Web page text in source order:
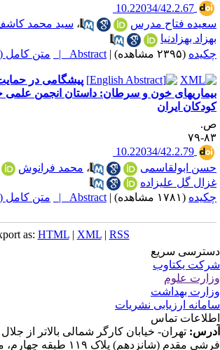
‎ 10.22034/42.2.67
فتاح مدرس
،سید محمد کاشف
بهزادنیا
(۲۳۹۵ مشاهده) |
Abstract | متن کامل (PDF)
پیشگامی در حمایت
خون و سرطان: داستان انجمن علمی
ایران
۷۹
‎ 10.22034/42.2.79
ابولقاسمی
،محمد فرانوش
گل علیزاده
(۱۷۸۱ مشاهده) |
Abstract | متن کامل (PDF)
as:HTML |XML |RSS
سریع
یکتاوب
علوم
بهداشت
ارزیابی نشریات
تماس
تهران- خیابان کارگر شمالی بالاتر از جلال
فرشی مقدم (شانزدهم) پلاک